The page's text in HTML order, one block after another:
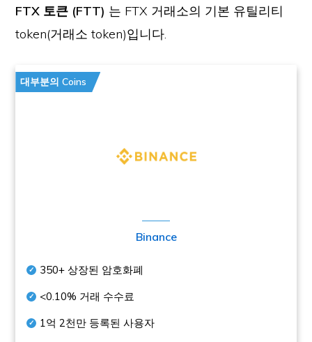
FTX 토큰 (FTT) 는 FTX 거래소의 기본 유틸리티
token(거래소 token)입니다.
대부분의 Coins
Binance
350+ 상장된 암호화폐
<0.10% 거래 수수료
1억 2천만 등록된 사용자